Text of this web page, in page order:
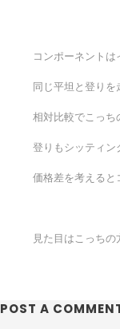
コンポーネントは
同じ平坦と登りを
相対比較でこっち
登りもシッティン
価格差を考えると
見た目はこっち
POST A